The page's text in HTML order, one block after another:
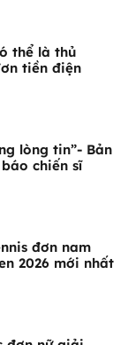
thể là thủ
tiền điện
lòng tin”- Bản
chiến sĩ
đơn nam
2026 mới nhất